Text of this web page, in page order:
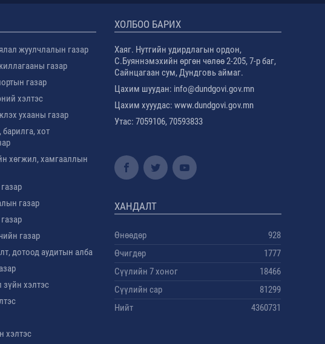
жуулчлалын газар
газар
газар
хэлтэс
ухааны газар
хот
хөгжил, хамгааллын
газар
газар
дотоод аудитын алба
хэлтэс
хэлтэс
ХОЛБОО БАРИХ
Хаяг. Нутгийн удирдлагын ордон,
С.Буяннэмэхийн өргөн чөлөө 2-205, 7-р баг,
Сайнцагаан сум, Дундговь аймаг.
Цахим шуудан: info@dundgovi.gov.mn
Цахим хууудас: www.dundgovi.gov.mn
Утас: 7059106, 70593833
ХАНДАЛТ
Өнөөдөр
928
Өчигдөр
1777
Сүүлийн 7 хоног
18466
Сүүлийн сар
81299
Нийт
4360731